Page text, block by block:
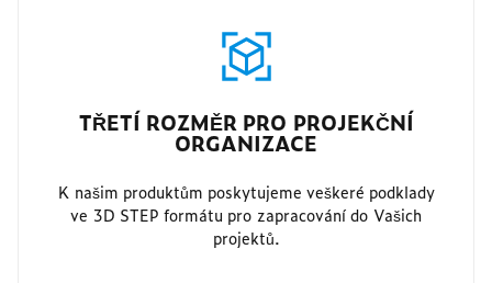
TŘETÍ ROZMĚR PRO PROJEKČNÍ
ORGANIZACE
K našim produktům poskytujeme veškeré podklady
ve 3D STEP formátu pro zapracování do Vašich
projektů.